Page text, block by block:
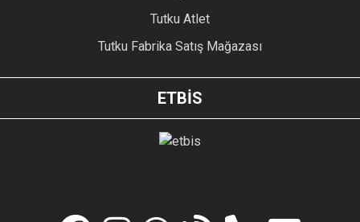
Tutku Atlet
Tutku Fabrika Satış Mağazası
ETBİS